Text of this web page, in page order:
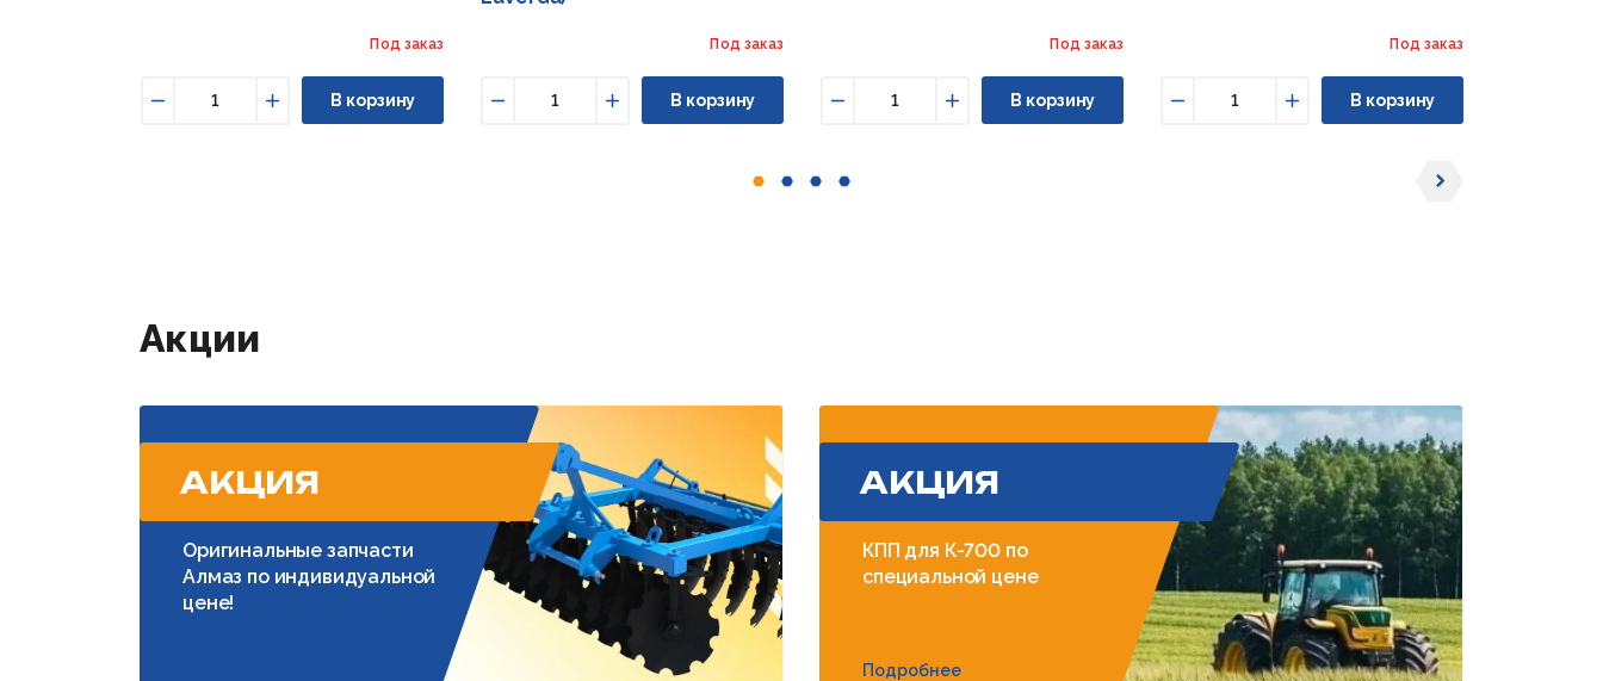
Под заказ
Увеличить
В корзину
Под заказ
Увеличить
В корзину
Под заказ
Увеличить
В корзину
Под заказ
Увеличить
В корзину
Акции
АКЦИЯ
Оригинальные запчасти
Алмаз по индивидуальной
цене!
АКЦИЯ
КПП для К-700 по
специальной цене
Подробнее